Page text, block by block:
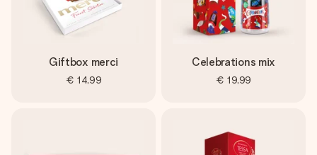
Giftbox merci
€ 14,99
Celebrations mix
€ 19,99